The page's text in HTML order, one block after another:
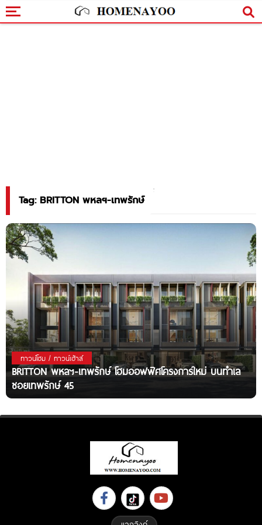
Tag: BRITTON พหลฯ-เทพรักษ์
ทาวน์โฮม / ทาวน์เฮ้าส์
BRITTON พหลฯ-เทพรักษ์ โฮมออฟฟิศโครงการใหม่ บนทำเล
ซอยเทพรักษ์ 45